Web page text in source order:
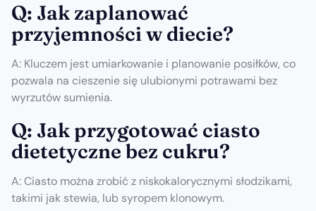
Q: Jak zaplanować
przyjemności w diecie?
A: Kluczem jest umiarkowanie i planowanie posiłków, co
pozwala na cieszenie się ulubionymi potrawami bez
wyrzutów sumienia.
Q: Jak przygotować ciasto
dietetyczne bez cukru?
A: Ciasto można zrobić z niskokalorycznymi słodzikami,
takimi jak stewia, lub syropem klonowym.